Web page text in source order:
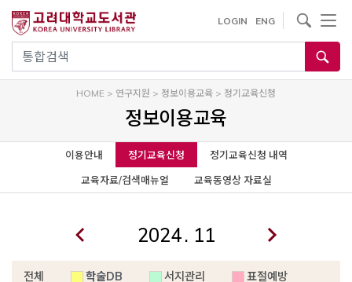
통합검색
LOGIN ENG
사이트내 검색
HOME > 연구지원 > 정보이용교육 > 정기교육신청
정보이용교육
이용안내 정기교육신청
정기교육신청 내역
교육자료/검색매뉴얼
교육동영상 자료실
.
전체 학술DB 서지관리 표절예방